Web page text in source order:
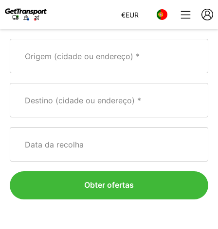
€EUR
Origem (cidade ou endereço)
Destino (cidade ou endereço)
Data da recolha
Obter ofertas